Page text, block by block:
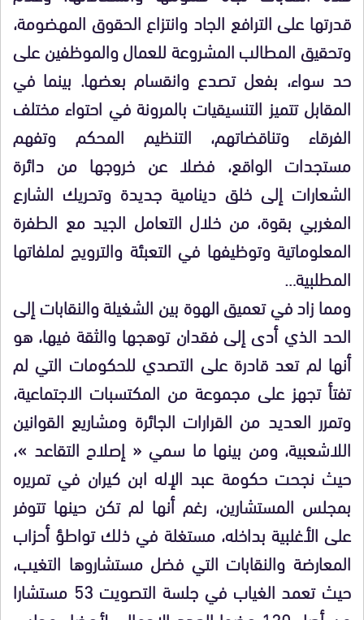
قدرتها على الترافع الجاد وانتزاع الحقوق المهضومة،
وتحقيق المطالب المشروعة للعمال والموظفين على
حد سواء، بفعل تصدع وانقسام بعضها. بينما في
المقابل تتميز التنسيقيات بالمرونة في احتواء مختلف
الفرقاء وتناقضاتهم، التنظيم المحكم وتفهم
مستجدات الواقع، فضلا عن خروجها من دائرة
الشعارات إلى خلق دينامية جديدة وتحريك الشارع
المغربي بقوة، من خلال التعامل الجيد مع الطفرة
المعلوماتية وتوظيفها في التعبئة والترويج لملفاتها
المطلبية…
ومما زاد في تعميق الهوة بين الشغيلة والنقابات إلى
الحد الذي أدى إلى فقدان توهجها والثقة فيها، هو
أنها لم تعد قادرة على التصدي للحكومات التي لم
تفتأ تجهز على مجموعة من المكتسبات الاجتماعية،
وتمرر العديد من القرارات الجائرة ومشاريع القوانين
اللاشعبية، ومن بينها ما سمي « إصلاح التقاعد »،
حيث نجحت حكومة عبد الإله ابن كيران في تمريره
بمجلس المستشارين، رغم أنها لم تكن حينها تتوفر
على الأغلبية بداخله، مستغلة في ذلك تواطؤ أحزاب
المعارضة والنقابات التي فضل مستشاروها التغيب،
حيث تعمد الغياب في جلسة التصويت 53 مستشارا